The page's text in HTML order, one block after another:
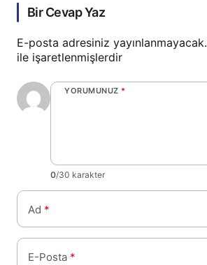
Bir Cevap Yaz
E-posta adresiniz yayınlanmayacak.
ile işaretlenmişlerdir
YORUMUNUZ *
0/30 karakter
Ad *
E-Posta *